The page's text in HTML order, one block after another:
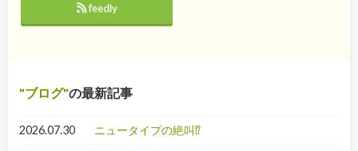
feedly
ブログ の最新記事
2026.07.30 ニュータイプの絶叫⁉